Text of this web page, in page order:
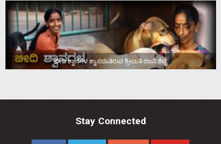
ಬೀದಿ ಶ್ವಾನಗಳ ಶ್ವಾಸದಂತಿರುವ ಶ್ರೀಮತಿ ರಜನಿ ಶೆಟ್ಟಿ
Stay Connected